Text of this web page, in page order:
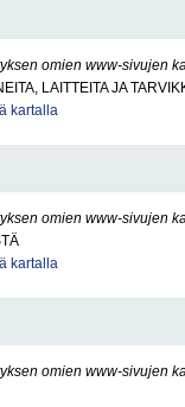
omien www-sivujen
LAITTEITA JA
kartalla
omien www-sivujen
kartalla
omien www-sivujen